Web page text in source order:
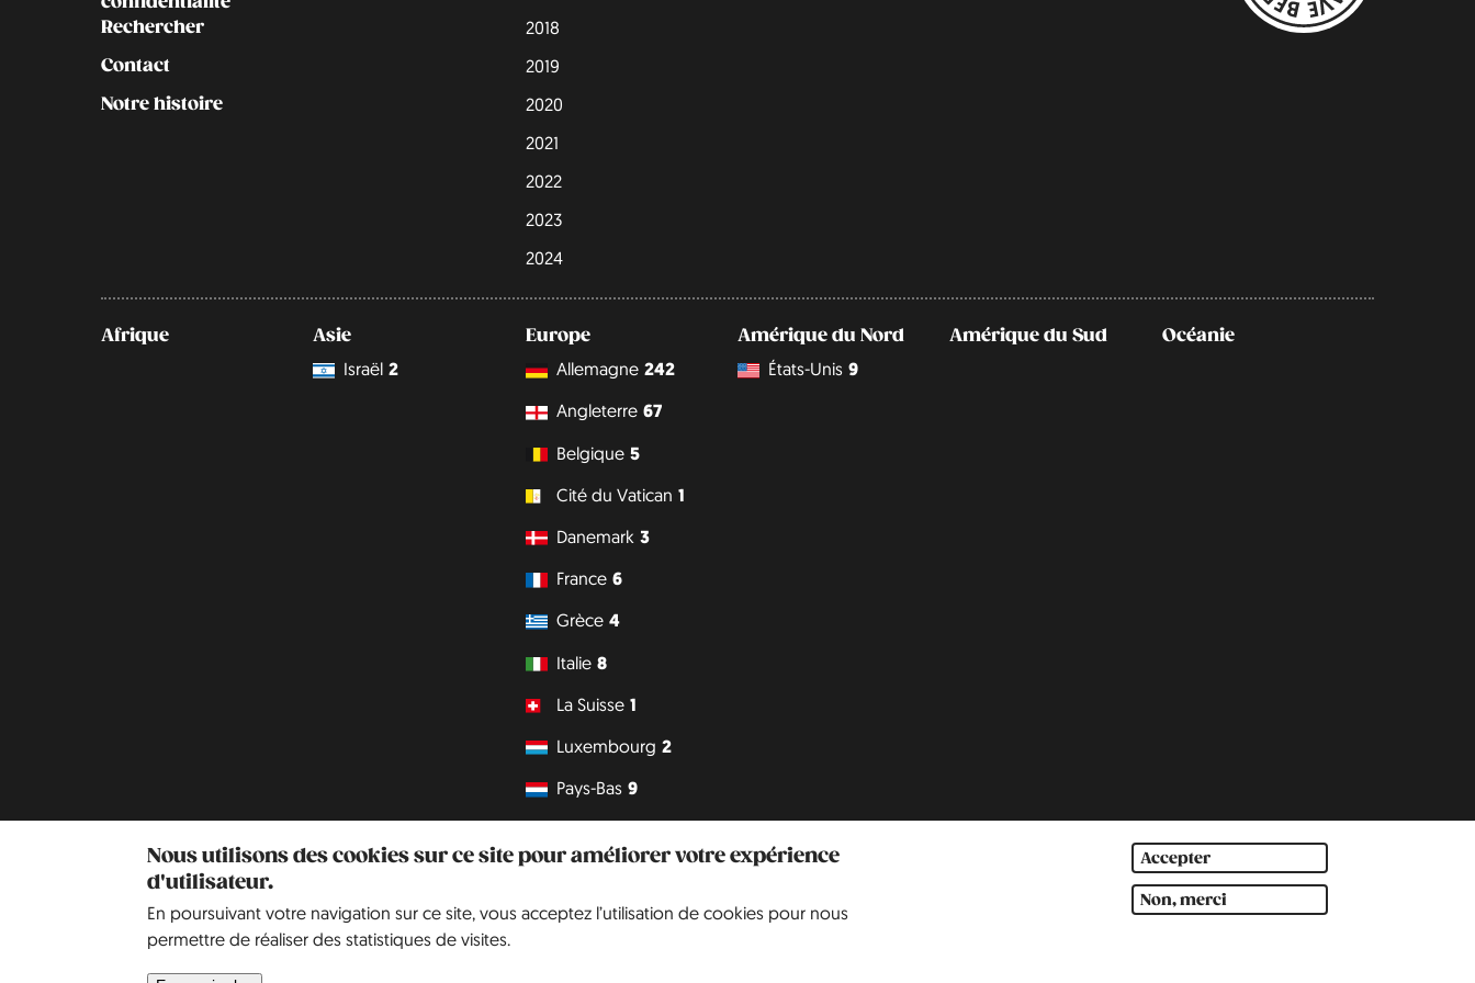
Nous utilisons des cookies sur ce site pour améliorer votre expérience
d'utilisateur.
En poursuivant votre navigation sur ce site, vous acceptez l’utilisation de cookies pour nous
permettre de réaliser des statistiques de visites.
Accepter
Non, merci
Rechercher
Contact
Notre histoire
2018
2019
2020
2021
2022
2023
2024
Afrique
Asie
Israël 2
Europe
Allemagne 242
Angleterre 67
Belgique 5
Cité du Vatican 1
Danemark 3
France 6
Grèce 4
Italie 8
La Suisse 1
Luxembourg 2
Pays-Bas 9
Amérique du Nord
États-Unis 9
Amérique du Sud Océanie
Philipp J. Conrad Creative Commons: BY, NC, DA